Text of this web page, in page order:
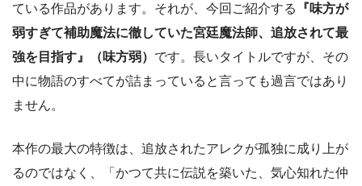
ている作品があります。それが、今回ご紹介する
『味方が
弱すぎて補助魔法に徹していた宮廷魔法師、追放されて最
強を目指す』（味方弱） です。長いタイトルですが、その
中に物語のすべてが詰まっていると言っても過言ではあり
ません。
本作の最大の特徴は、追放されたアレクが孤独に成り上が
るのではなく、「かつて共に伝説を築いた、気心知れた仲